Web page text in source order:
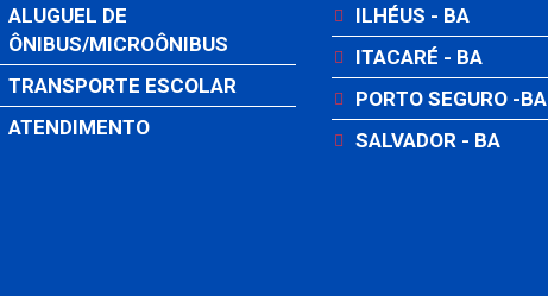
ALUGUEL DE
ÔNIBUS/MICROÔNIBUS
TRANSPORTE ESCOLAR
ATENDIMENTO
ILHÉUS - BA
ITACARÉ - BA
PORTO SEGURO -BA
SALVADOR - BA